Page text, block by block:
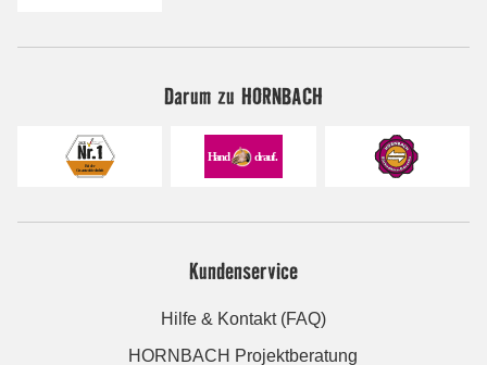
Darum zu HORNBACH
Kundenservice
Hilfe & Kontakt (FAQ)
HORNBACH Projektberatung